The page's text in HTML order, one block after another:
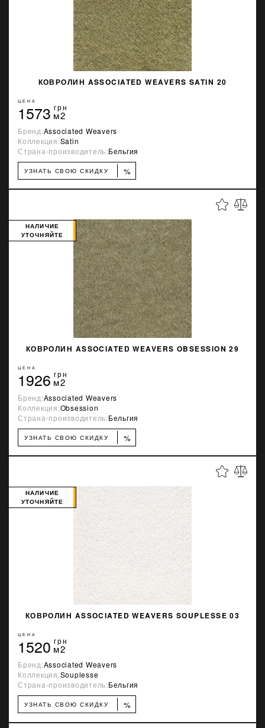
КОВРОЛИН ASSOCIATED WEAVERS SATIN 20
ЦЕНА
1573 грн
м2
Бренд:Associated Weavers
Коллекция:Satin
Страна-производитель:Бельгия
УЗНАТЬ СВОЮ СКИДКУ %
КОВРОЛИН ASSOCIATED WEAVERS OBSESSION 29
НАЛИЧИЕ
УТОЧНЯЙТЕ
ЦЕНА
1926 грн
м2
Бренд:Associated Weavers
Коллекция:Obsession
Страна-производитель:Бельгия
УЗНАТЬ СВОЮ СКИДКУ %
КОВРОЛИН ASSOCIATED WEAVERS SOUPLESSE 03
НАЛИЧИЕ
УТОЧНЯЙТЕ
ЦЕНА
1520 грн
м2
Бренд:Associated Weavers
Коллекция:Souplesse
Страна-производитель:Бельгия
УЗНАТЬ СВОЮ СКИДКУ %